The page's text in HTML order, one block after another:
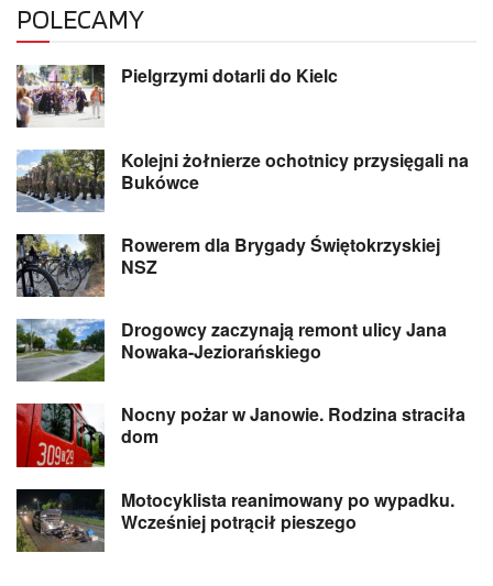
POLECAMY
Pielgrzymi dotarli do Kielc
Kolejni żołnierze ochotnicy przysięgali na
Bukówce
Rowerem dla Brygady Świętokrzyskiej
NSZ
Drogowcy zaczynają remont ulicy Jana
Nowaka-Jeziorańskiego
Nocny pożar w Janowie. Rodzina straciła
dom
Motocyklista reanimowany po wypadku.
Wcześniej potrącił pieszego